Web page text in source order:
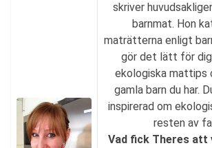
skriver
barnmat. Hon
maträtterna enligt
gör det lätt för
ekologiska mattips
gamla barn du har.
inspirerad om
resten av
Vad fick Theres att